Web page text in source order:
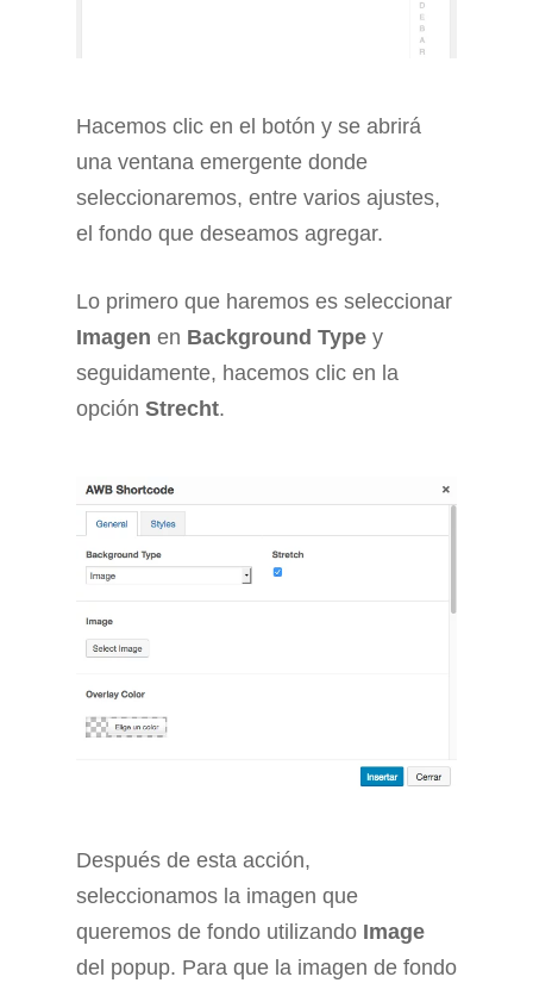
Hacemos clic en el botón y se abrirá
una ventana emergente donde
seleccionaremos, entre varios ajustes,
el fondo que deseamos agregar.
Lo primero que haremos es seleccionar
Imagen en Background Type y
seguidamente, hacemos clic en la
opción Strecht.
Después de esta acción,
seleccionamos la imagen que
queremos de fondo utilizando Image
del popup. Para que la imagen de fondo